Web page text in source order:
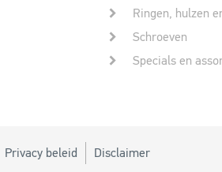
Ringen, hulzen
Schroeven
Specials en
Privacy beleid Disclaimer